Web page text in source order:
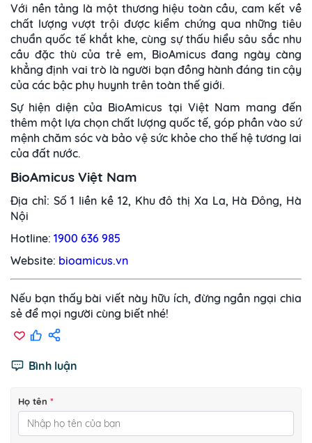
Với nền tảng là một thương hiệu toàn cầu, cam kết về
chất lượng vượt trội được kiểm chứng qua những tiêu
chuẩn quốc tế khắt khe, cùng sự thấu hiểu sâu sắc nhu
cầu đặc thù của trẻ em, BioAmicus đang ngày càng
khẳng định vai trò là người bạn đồng hành đáng tin cậy
của các bậc phụ huynh trên toàn thế giới.
Sự hiện diện của BioAmicus tại Việt Nam mang đến
thêm một lựa chọn chất lượng quốc tế, góp phần vào sứ
mệnh chăm sóc và bảo vệ sức khỏe cho thế hệ tương lai
của đất nước.
BioAmicus Việt Nam
Địa chỉ: Số 1 liền kề 12, Khu đô thị Xa La, Hà Đông, Hà
Nội
Hotline: 1900 636 985
Website: bioamicus.vn
Nếu bạn thấy bài viết này hữu ích, đừng ngần ngại chia
sẻ để mọi người cùng biết nhé!
Bình luận
Họ tên *